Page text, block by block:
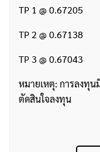
TP 1 @ 0.67205
TP 2 @ 0.67138
TP 3 @ 0.67043
หมายเหตุ: การลงทุน
ตัดสินใจลงทุน